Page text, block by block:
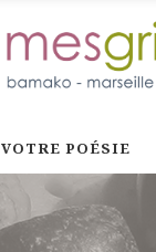
VOTRE POÉSIE